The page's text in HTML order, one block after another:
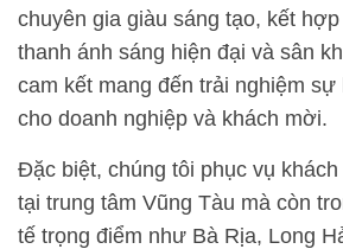
chuyên gia giàu sáng tạo, kết
thanh ánh sáng hiện đại và sân
cam kết mang đến trải nghiệm sự
cho doanh nghiệp và khách mời.
Đặc biệt, chúng tôi phục vụ
tại trung tâm Vũng Tàu mà còn
tế trọng điểm như Bà Rịa, Long